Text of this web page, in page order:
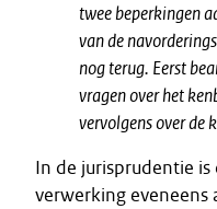
twee beperkingen
van de
nog terug. Eerst
vragen over het
vervolgens over de
In de jurisprudentie
verwerking